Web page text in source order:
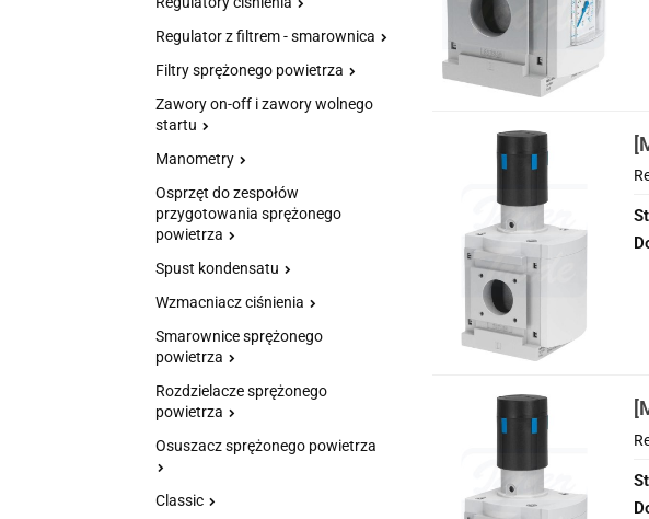
Regulator z filtrem - smarownica
Filtry sprężonego powietrza
Zawory on-off i zawory wolnego
startu
Manometry
Osprzęt do zespołów
przygotowania sprężonego
powietrza
Spust kondensatu
Wzmacniacz ciśnienia
Smarownice sprężonego
powietrza
Rozdzielacze sprężonego
powietrza
Osuszacz sprężonego powietrza
Classic